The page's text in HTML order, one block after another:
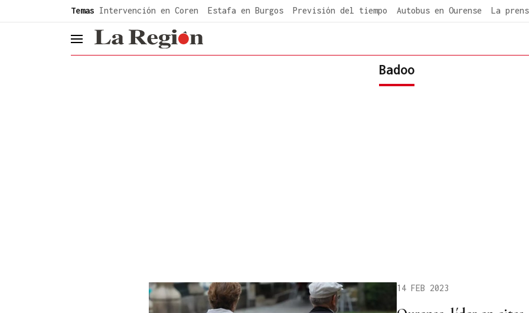
Temas Intervención en Coren Estafa en Burgos Previsión del tiempo Autobus en Ourense La
header.menu.open
Badoo
14 FEB 2023